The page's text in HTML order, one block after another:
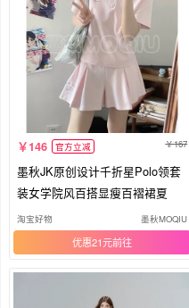
146 官方立减 167
墨秋JK原创设计千折星Polo领套
装女学院风百搭显瘦百褶裙夏
淘宝好物 墨秋MOQIU
优惠21元